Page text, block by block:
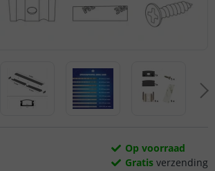
Op voorraad
Gratis verzending